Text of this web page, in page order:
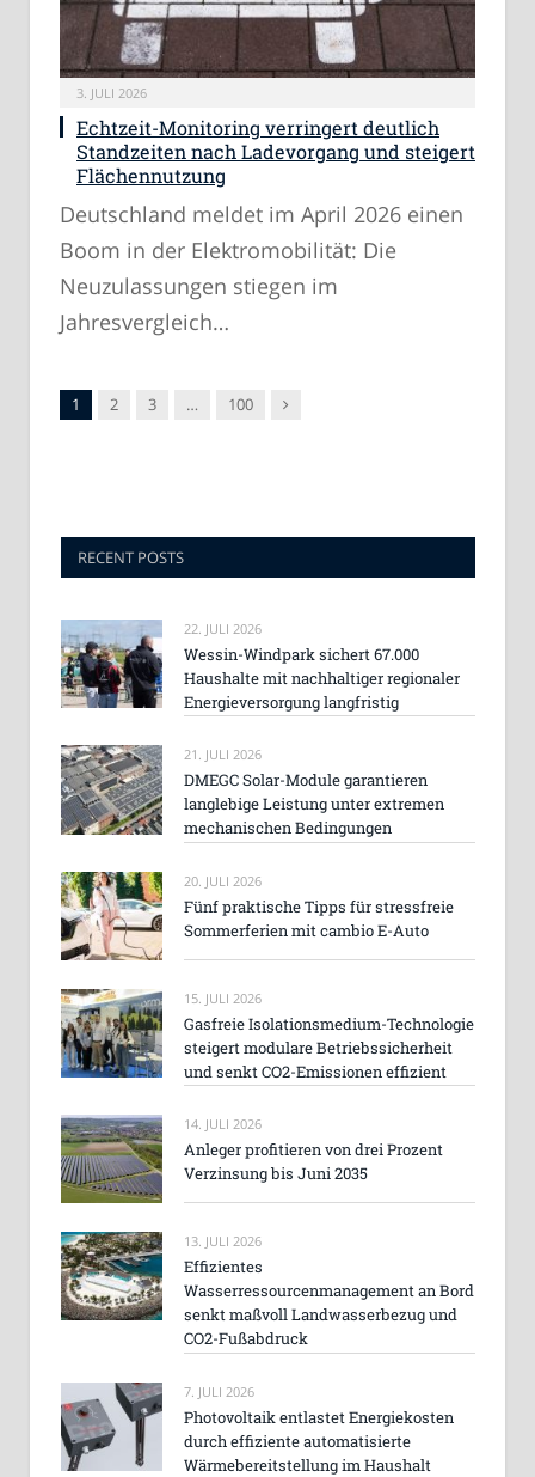
3. JULI 2026
Echtzeit-Monitoring verringert deutlich
Standzeiten nach Ladevorgang und steigert
Flächennutzung
Deutschland meldet im April 2026 einen
Boom in der Elektromobilität: Die
Neuzulassungen stiegen im
Jahresvergleich…
1 2 3 … 100 Nachfolger
RECENT POSTS
22. JULI 2026
Wessin-Windpark sichert 67.000
Haushalte mit nachhaltiger regionaler
Energieversorgung langfristig
21. JULI 2026
DMEGC Solar-Module garantieren
langlebige Leistung unter extremen
mechanischen Bedingungen
20. JULI 2026
Fünf praktische Tipps für stressfreie
Sommerferien mit cambio E-Auto
15. JULI 2026
Gasfreie Isolationsmedium-Technologie
steigert modulare Betriebssicherheit
und senkt CO2-Emissionen effizient
14. JULI 2026
Anleger profitieren von drei Prozent
Verzinsung bis Juni 2035
13. JULI 2026
Effizientes
Wasserressourcenmanagement an Bord
senkt maßvoll Landwasserbezug und
CO2-Fußabdruck
7. JULI 2026
Photovoltaik entlastet Energiekosten
durch effiziente automatisierte
Wärmebereitstellung im Haushalt